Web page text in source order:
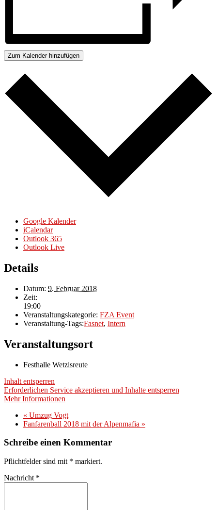
Zum Kalender hinzufügen
Google Kalender
iCalendar
Outlook 365
Outlook Live
Details
Datum: 9. Februar 2018
Zeit:
19:00
Veranstaltungskategorie: FZA Event
Veranstaltung-Tags:Fasnet, Intern
Veranstaltungsort
Festhalle Wetzisreute
Inhalt entsperren
Erforderlichen Service akzeptieren und Inhalte entsperren
Mehr Informationen
« Umzug Vogt
Fanfarenball 2018 mit der Alpenmafia »
Schreibe einen Kommentar
Pflichtfelder sind mit * markiert.
Nachricht *